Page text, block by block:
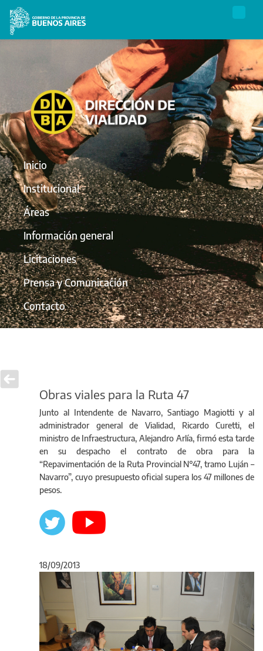
Inicio
Institucional
Áreas
Información general
Licitaciones
Prensa y Comunicación
Contacto
Obras viales para la Ruta 47
Junto al Intendente de Navarro, Santiago Magiotti y al
administrador general de Vialidad, Ricardo Curetti, el
ministro de Infraestructura, Alejandro Arlía, firmó esta tarde
en su despacho el contrato de obra para la
“Repavimentación de la Ruta Provincial N°47, tramo Luján –
Navarro”, cuyo presupuesto oficial supera los 47 millones de
pesos.
18/09/2013
Anterior